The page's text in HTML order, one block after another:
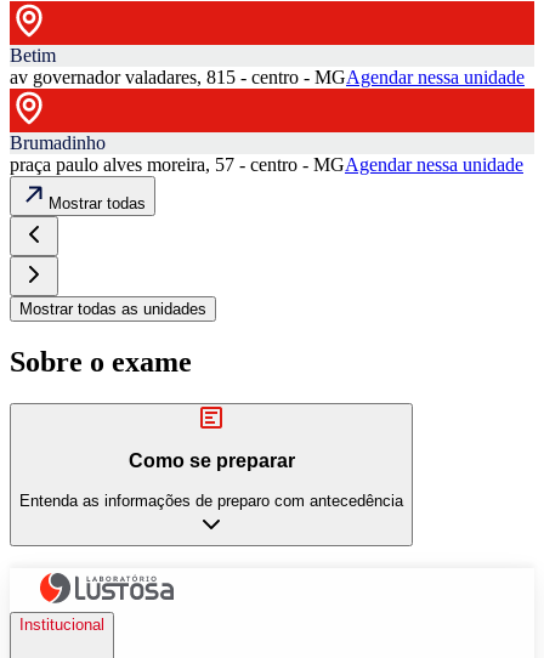
Betim
av governador valadares, 815 - centro - MGAgendar nessa unidade
Brumadinho
praça paulo alves moreira, 57 - centro - MGAgendar nessa unidade
Mostrar todas
Mostrar todas as unidades
Sobre o exame
Como se preparar
Entenda as informações de preparo com antecedência
Institucional